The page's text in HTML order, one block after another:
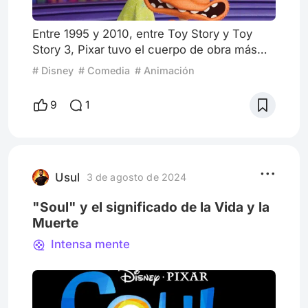
Entre 1995 y 2010, entre Toy Story y Toy
Story 3, Pixar tuvo el cuerpo de obra más
importante del cine norteamericano de esos
tiempos. Once películas en un camino
lastrado apenas por las correctas Bichos y
Cars; que tampoco eran pésimas, sólo que
saga de muñecos. Pero más
# Disney # Comedia # Animación
9 1
Usul 3 de agosto de 2024
"Soul" y el significado de la Vida y la
Muerte
Intensa mente